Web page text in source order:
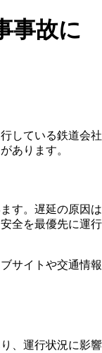
事故に
している鉄道会社
あります。
す。遅延の原因は
全を最優先に運行
サイトや交通情報
、運行状況に影響